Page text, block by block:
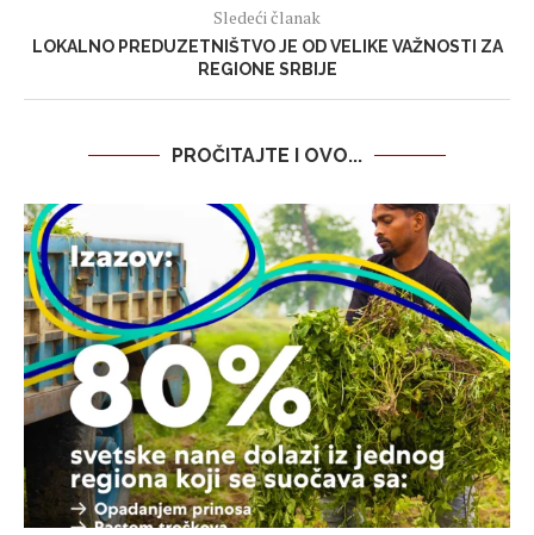
Sledeći članak
LOKALNO PREDUZETNIŠTVO JE OD VELIKE VAŽNOSTI ZA
REGIONE SRBIJE
PROČITAJTE I OVO...